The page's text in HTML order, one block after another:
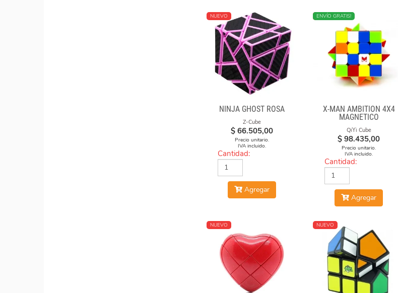
NUEVO
NINJA GHOST ROSA
Z-Cube
$ 66.505,00
Precio unitario.
IVA incluido.
Cantidad:
Agregar
NUEVO
ENVÍO GRATIS!
X-MAN AMBITION 4X4
MAGNETICO
QiYi Cube
$ 98.435,00
Precio unitario.
IVA incluido.
Cantidad:
Agregar
NUEVO NUEVO